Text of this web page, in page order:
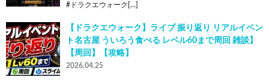
#ドラクエウォーク[…]
【ドラクエウォーク】ライブ 振り返り リアルイベン
ト名古屋 ういろう食べる レベル60まで周回 雑談】
【周回】【攻略】
2026.04.25